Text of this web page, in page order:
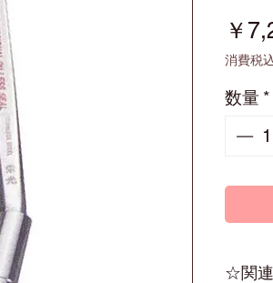
￥
消費税
数量 *
☆関